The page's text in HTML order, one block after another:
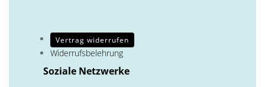
Vertrag widerrufen
Widerrufsbelehrung
Soziale Netzwerke